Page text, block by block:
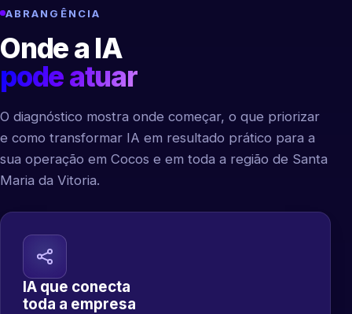
ABRANGÊNCIA
Onde a IA
pode atuar
O diagnóstico mostra onde começar, o que priorizar
e como transformar IA em resultado prático para a
sua operação em Cocos e em toda a região de Santa
Maria da Vitoria.
IA que conecta
toda a empresa